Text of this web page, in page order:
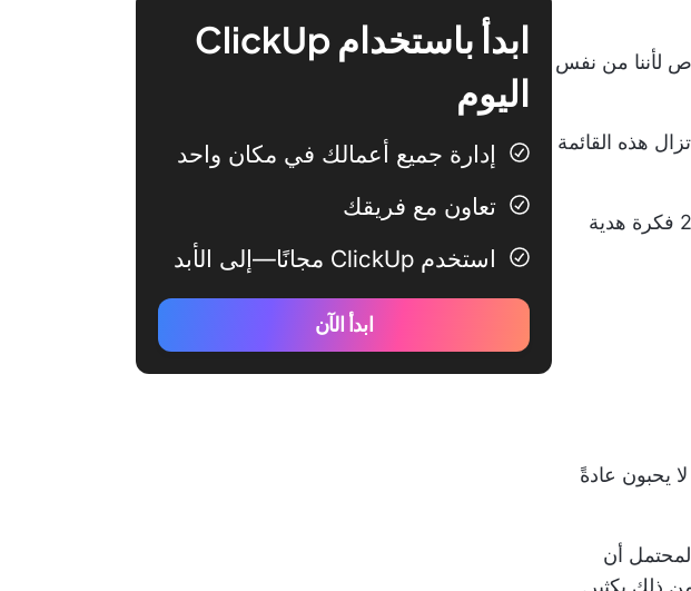
لأننا من نفس
هذه القائمة
لذا قم بتشغيل فيديو سجل عيد الميلاد المفضل لديك على نتفليكس وتصفح أفضل 20 فكرة هدية
يحبون عادةً
أن
ذلك بكثير.
ابدأ باستخدام ClickUp
اليوم
إدارة جميع أعمالك في مكان واحد
تعاون مع فريقك
استخدم ClickUp مجانًا—إلى الأبد
ابدأ الآن